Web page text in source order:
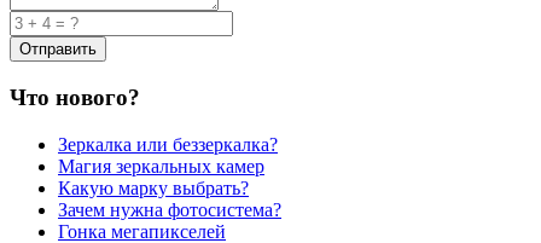
Что нового?
Зеркалка или беззеркалка?
Магия зеркальных камер
Какую марку выбрать?
Зачем нужна фотосистема?
Гонка мегапикселей